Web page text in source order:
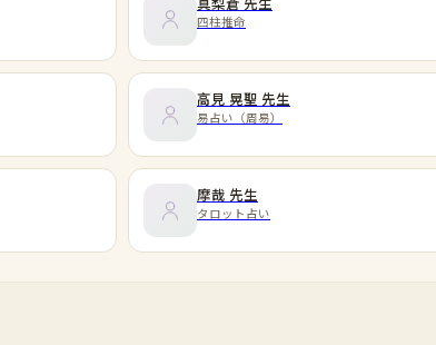
四柱推命
高見 晃聖 先生
易占い（周易）
摩哉 先生
タロット占い